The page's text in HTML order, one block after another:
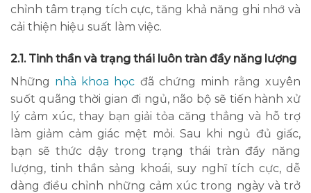
chỉnh tâm trạng tích cực, tăng khả năng ghi nhớ và
cải thiện hiệu suất làm việc.
2.1. Tinh thần và trạng thái luôn tràn đầy năng lượng
Những nhà khoa học đã chứng minh rằng xuyên
suốt quãng thời gian đi ngủ, não bộ sẽ tiến hành xử
lý cảm xúc, thay bạn giải tỏa căng thẳng và hỗ trợ
làm giảm cảm giác mệt mỏi. Sau khi ngủ đủ giấc,
bạn sẽ thức dậy trong trạng thái tràn đầy năng
lượng, tinh thần sảng khoái, suy nghĩ tích cực, dễ
dàng điều chỉnh những cảm xúc trong ngày và trở